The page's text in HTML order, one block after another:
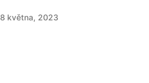
května, 2023